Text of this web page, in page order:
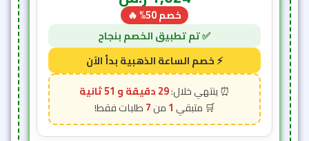
خصم 50% 🔥
29 دقيقة و 49 ثانية
1
7